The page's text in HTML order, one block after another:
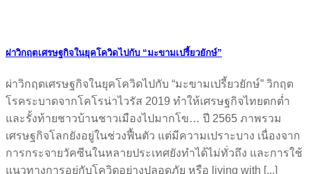
ผ่าวิกฤตเศรษฐกิจในยุคโควิดไปกับ “มะขามเปรี้ยวยักษ์”
ผ่าวิกฤตเศรษฐกิจในยุคโควิดไปกับ “มะขามเปรี้ยวยักษ์” วิกฤต
โรคระบาดจากโคโรน่าไวรัส 2019 ทำให้เศรษฐกิจไทยตกต่ำ
และรั้งท้ายชาวบ้านชาวเมืองไปมากโข… ปี 2565 ภาพรวม
เศรษฐกิจโลกยังอยู่ในช่วงฟื้นตัว แต่มีความเปราะบาง เนื่องจาก
การกระจายวัคซีนในหลายประเทศยังทำได้ไม่ทั่วถึง และการใช้
แนวทางการอยู่กับโควิดอย่างปลอดภัย หรือ living with [...]